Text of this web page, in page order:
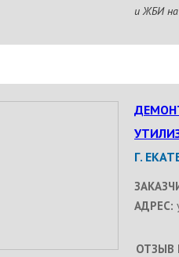
и ЖБИ на
Г.
АДРЕС:
ОТЗЫВ